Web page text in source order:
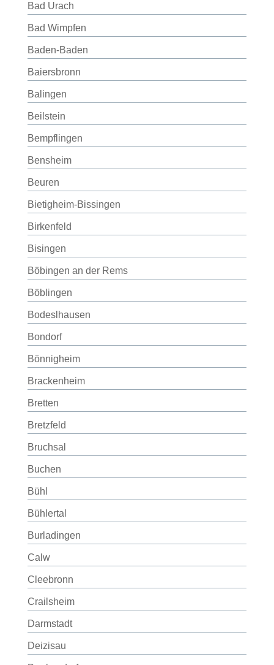
Bad Urach
Bad Wimpfen
Baden-Baden
Baiersbronn
Balingen
Beilstein
Bempflingen
Bensheim
Beuren
Bietigheim-Bissingen
Birkenfeld
Bisingen
Böbingen an der Rems
Böblingen
Bodeslhausen
Bondorf
Bönnigheim
Brackenheim
Bretten
Bretzfeld
Bruchsal
Buchen
Bühl
Bühlertal
Burladingen
Calw
Cleebronn
Crailsheim
Darmstadt
Deizisau